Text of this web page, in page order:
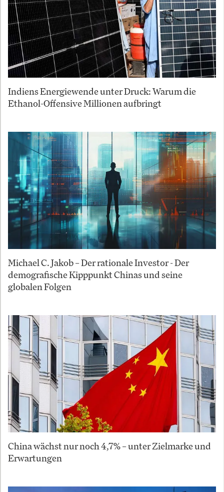
Indiens Energiewende unter Druck: Warum die
Ethanol-Offensive Millionen aufbringt
Michael C. Jakob – Der rationale Investor - Der
demografische Kipppunkt Chinas und seine
globalen Folgen
China wächst nur noch 4,7% – unter Zielmarke und
Erwartungen